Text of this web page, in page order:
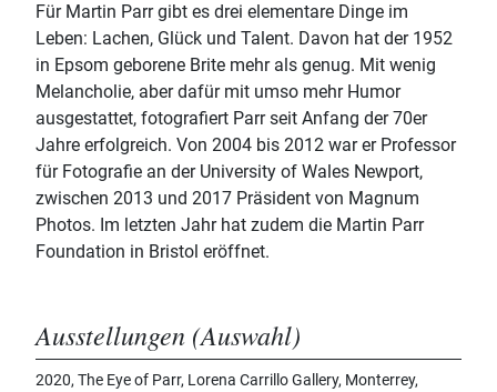
Für Martin Parr gibt es drei elementare Dinge im
Leben: Lachen, Glück und Talent. Davon hat der 1952
in Epsom geborene Brite mehr als genug. Mit wenig
Melancholie, aber dafür mit umso mehr Humor
ausgestattet, fotografiert Parr seit Anfang der 70er
Jahre erfolgreich. Von 2004 bis 2012 war er Professor
für Fotografie an der University of Wales Newport,
zwischen 2013 und 2017 Präsident von Magnum
Photos. Im letzten Jahr hat zudem die Martin Parr
Foundation in Bristol eröffnet.
Ausstellungen (Auswahl)
2020, The Eye of Parr, Lorena Carrillo Gallery, Monterrey,